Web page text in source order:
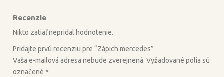
o
o
e
r
Recenzie
Nikto zatiaľ nepridal hodnotenie.
Pridajte prvú recenziu pre “Zápich mercedes”
Vaša e-mailová adresa nebude zverejnená. Vyžadované polia sú
označené *